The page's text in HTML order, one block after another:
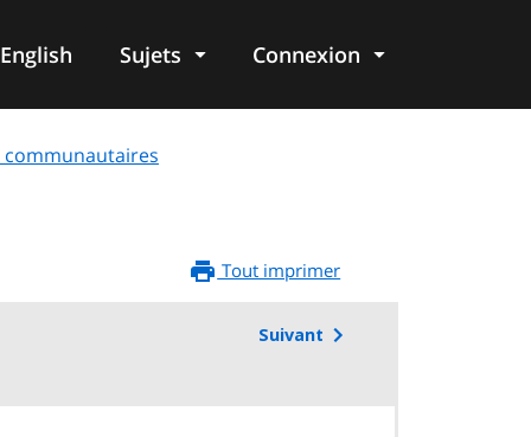
English Sujets Connexion
communautaires
Tout imprimer
Suivant